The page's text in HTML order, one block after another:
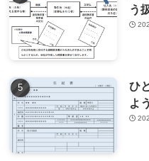
う
ひ
よ